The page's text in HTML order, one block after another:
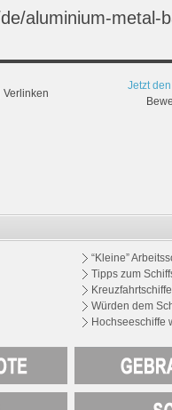
aluminium-metal-
Verlinken
Jetzt
“Kleine”
Tipps zum
Würden dem
Hochseeschiffe